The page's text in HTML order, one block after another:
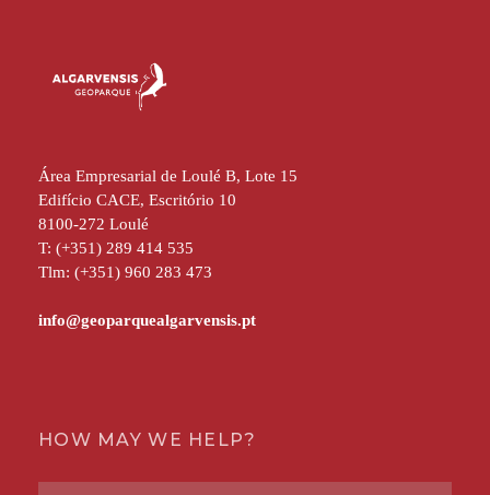
Área Empresarial de Loulé B, Lote 15
Edifício CACE, Escritório 10
8100-272 Loulé
T: (+351) 289 414 535
Tlm: (+351) 960 283 473
HOW MAY WE HELP?